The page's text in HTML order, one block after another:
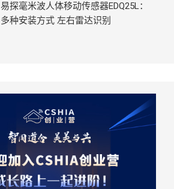
易探毫米波人体移动传感器EDQ25L：
多种安装方式 左右雷达识别